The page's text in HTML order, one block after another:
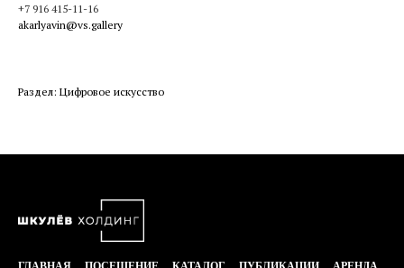
+7 916 415-11-16
akarlyavin@vs.gallery
Раздел: Цифровое искусство